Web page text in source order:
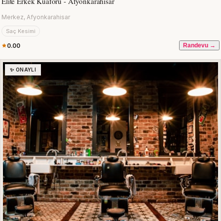
Merkez, Afyonkarahisar
Saç Kesimi
0.00 Randevu →
✨ ONAYLI